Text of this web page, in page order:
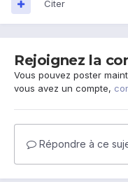
Citer
Rejoignez la
Vous pouvez poster
vous avez un compte,
Répondre à ce